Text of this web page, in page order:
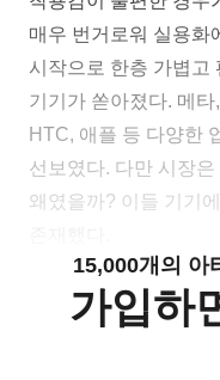
매우 번거로워 실용화
시작으로 한층 가볍고
기기가 쏟아졌다. 메
HTC, 애플 등 다양한
선보였다. 다만 시장
왜였을까? 이들 기기
15,000개의 아
가입하